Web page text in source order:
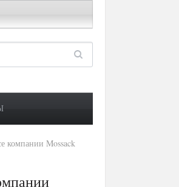
компании Mossack